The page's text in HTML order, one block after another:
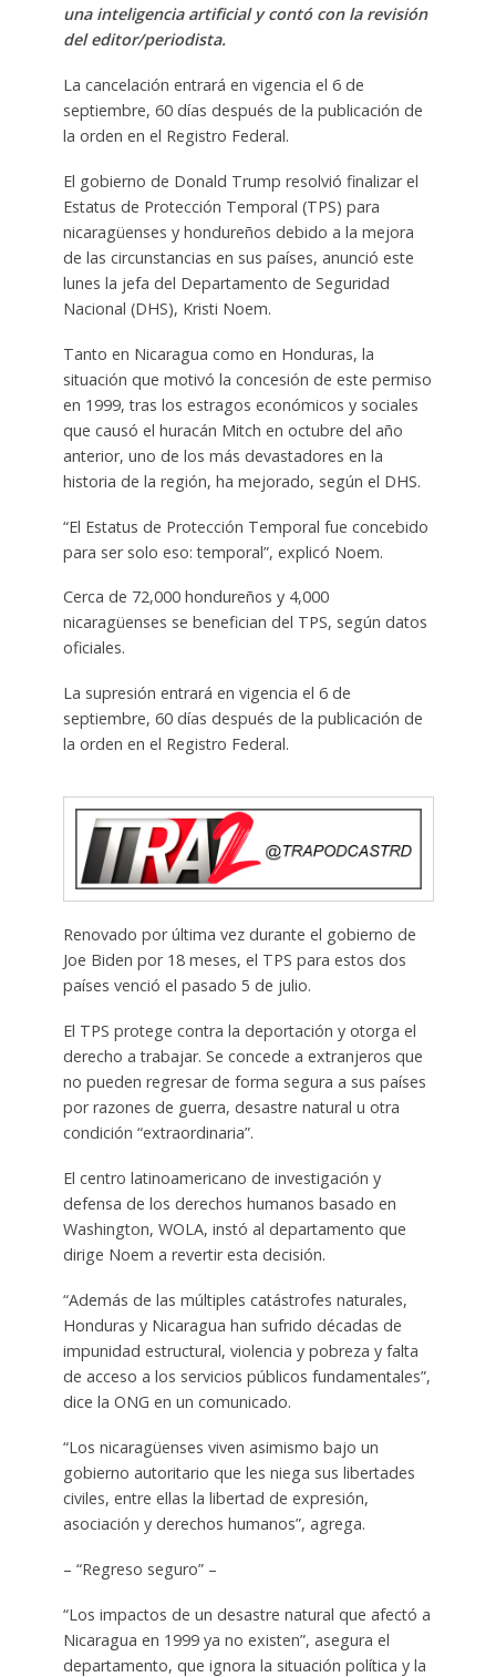
una inteligencia artificial y contó con la revisión
del editor/periodista.
La cancelación entrará en vigencia el 6 de
septiembre, 60 días después de la publicación de
la orden en el Registro Federal.
El gobierno de Donald Trump resolvió finalizar el
Estatus de Protección Temporal (TPS) para
nicaragüenses y hondureños debido a la mejora
de las circunstancias en sus países, anunció este
lunes la jefa del Departamento de Seguridad
Nacional (DHS), Kristi Noem.
Tanto en Nicaragua como en Honduras, la
situación que motivó la concesión de este permiso
en 1999, tras los estragos económicos y sociales
que causó el huracán Mitch en octubre del año
anterior, uno de los más devastadores en la
historia de la región, ha mejorado, según el DHS.
“El Estatus de Protección Temporal fue concebido
para ser solo eso: temporal”, explicó Noem.
Cerca de 72,000 hondureños y 4,000
nicaragüenses se benefician del TPS, según datos
oficiales.
La supresión entrará en vigencia el 6 de
septiembre, 60 días después de la publicación de
la orden en el Registro Federal.
Renovado por última vez durante el gobierno de
Joe Biden por 18 meses, el TPS para estos dos
países venció el pasado 5 de julio.
El TPS protege contra la deportación y otorga el
derecho a trabajar. Se concede a extranjeros que
no pueden regresar de forma segura a sus países
por razones de guerra, desastre natural u otra
condición “extraordinaria”.
El centro latinoamericano de investigación y
defensa de los derechos humanos basado en
Washington, WOLA, instó al departamento que
dirige Noem a revertir esta decisión.
“Además de las múltiples catástrofes naturales,
Honduras y Nicaragua han sufrido décadas de
impunidad estructural, violencia y pobreza y falta
de acceso a los servicios públicos fundamentales”,
dice la ONG en un comunicado.
“Los nicaragüenses viven asimismo bajo un
gobierno autoritario que les niega sus libertades
civiles, entre ellas la libertad de expresión,
asociación y derechos humanos”, agrega.
– “Regreso seguro” –
“Los impactos de un desastre natural que afectó a
Nicaragua en 1999 ya no existen”, asegura el
departamento, que ignora la situación política y la